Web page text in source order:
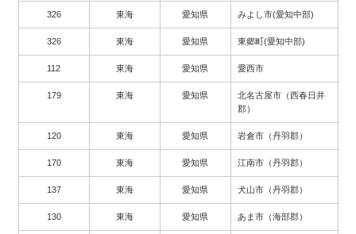
326 東海 愛知県 みよし市(愛知中部)
326 東海 愛知県 東郷町(愛知中部)
112 東海 愛知県 愛西市
179 東海 愛知県
北名古屋市（西春日井
郡）
120 東海 愛知県 岩倉市（丹羽郡）
170 東海 愛知県 江南市（丹羽郡）
137 東海 愛知県 犬山市（丹羽郡）
130 東海 愛知県 あま市（海部郡）